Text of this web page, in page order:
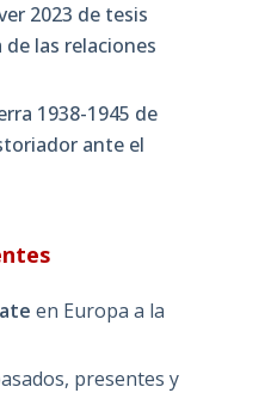
2023 de tesis
las relaciones
1938-1945 de
ante el
en Europa a la
presentes y